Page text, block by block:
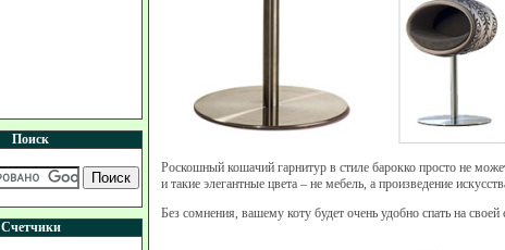
Поиск
Счетчики
Роскошный кошачий гарнитур в стиле барокко просто не
и такие элегантные цвета – не мебель, а произведение
Без сомнения, вашему коту будет очень удобно спать на